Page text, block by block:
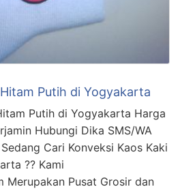
Putih di Yogyakarta
Putih di Yogyakarta Harga
Hubungi Dika SMS/WA
Cari Konveksi Kaos Kaki
?? Kami
Merupakan Pusat Grosir dan